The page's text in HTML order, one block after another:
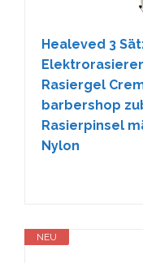
Healeved 3
Rasiergel
barbershop
Rasierpinsel
Nylon
NEU